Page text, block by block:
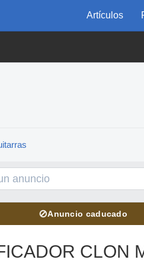
Artículos
⊘Anuncio caducado
CLON